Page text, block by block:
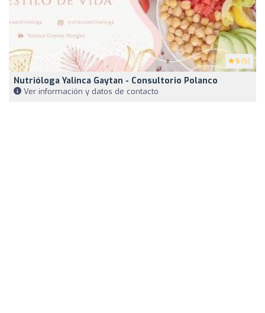
5 (5)
Nutrióloga Yalinca Gaytan - Consultorio Polanco
Ver información y datos de contacto